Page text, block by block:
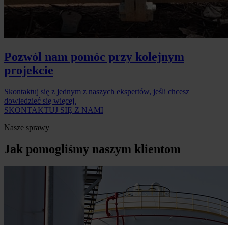
Pozwól nam pomóc przy kolejnym
projekcie
Skontaktuj się z jednym z naszych ekspertów, jeśli chcesz
dowiedzieć się więcej.
SKONTAKTUJ SIĘ Z NAMI
Nasze sprawy
Jak pomogliśmy naszym klientom